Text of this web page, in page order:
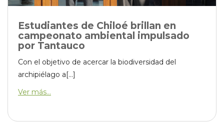
Estudiantes de Chiloé brillan en
campeonato ambiental impulsado
por Tantauco
Con el objetivo de acercar la biodiversidad del
archipiélago a[...]
Ver más...